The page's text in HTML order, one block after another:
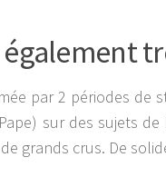
également
par 2 périodes de
sur des sujets
grands crus. De